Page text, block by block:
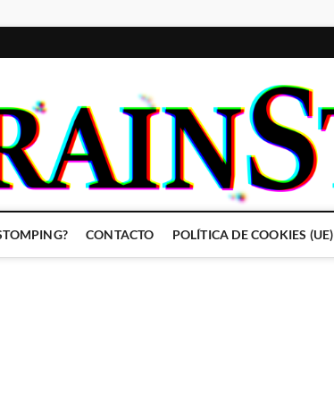
CONTACTO POLÍTICA DE COOKIES (UE)